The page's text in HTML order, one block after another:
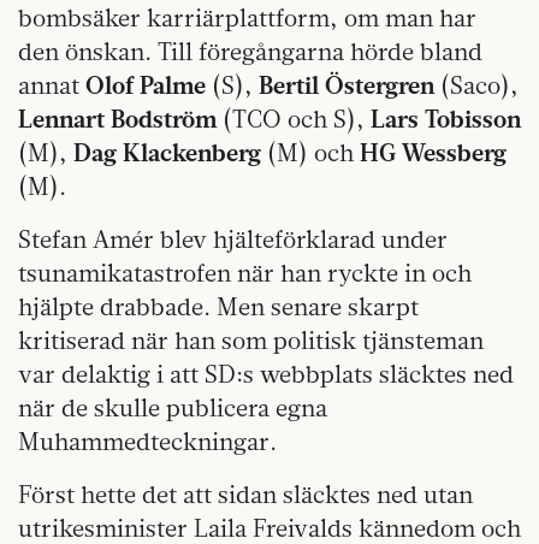
bombsäker karriärplattform, om man har
den önskan. Till föregångarna hörde bland
annat Olof Palme (S), Bertil Östergren (Saco),
Lennart Bodström (TCO och S), Lars Tobisson
(M), Dag Klackenberg (M) och HG Wessberg
(M).
Stefan Amér blev hjälteförklarad under
tsunamikatastrofen när han ryckte in och
hjälpte drabbade. Men senare skarpt
kritiserad när han som politisk tjänsteman
var delaktig i att SD:s webbplats släcktes ned
när de skulle publicera egna
Muhammedteckningar.
Först hette det att sidan släcktes ned utan
utrikesminister Laila Freivalds kännedom och